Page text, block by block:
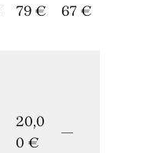
79 €
67 €
20,0
0 €
—